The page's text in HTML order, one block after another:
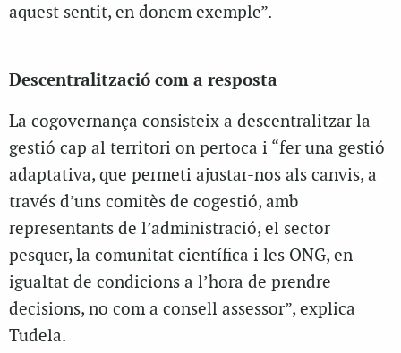
aquest sentit, en donem exemple”.
Descentralització com a resposta
La cogovernança consisteix a descentralitzar la
gestió cap al territori on pertoca i “fer una gestió
adaptativa, que permeti ajustar-nos als canvis, a
través d’uns comitès de cogestió, amb
representants de l’administració, el sector
pesquer, la comunitat científica i les ONG, en
igualtat de condicions a l’hora de prendre
decisions, no com a consell assessor”, explica
Tudela.